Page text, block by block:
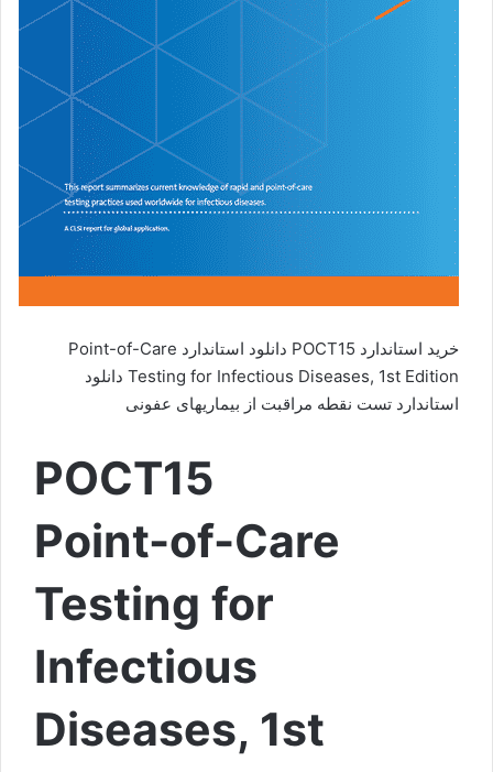
خرید استاندارد POCT15 دانلود استاندارد Point-of-Care
Testing for Infectious Diseases, 1st Edition دانلود
استاندارد تست نقطه مراقبت از بیماریهای عفونی
POCT15
Point-of-Care
Testing for
Infectious
Diseases, 1st